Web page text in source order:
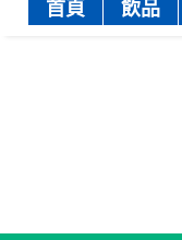
首頁 飲品